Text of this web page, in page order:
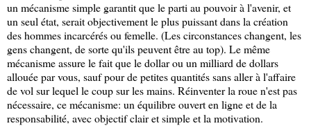
un mécanisme simple garantit que le parti au pouvoir à l'avenir, et
un seul état, serait objectivement le plus puissant dans la création
des hommes incarcérés ou femelle. (Les circonstances changent, les
gens changent, de sorte qu'ils peuvent être au top). Le même
mécanisme assure le fait que le dollar ou un milliard de dollars
allouée par vous, sauf pour de petites quantités sans aller à l'affaire
de vol sur lequel le coup sur les mains. Réinventer la roue n'est pas
nécessaire, ce mécanisme: un équilibre ouvert en ligne et de la
responsabilité, avec objectif clair et simple et la motivation.